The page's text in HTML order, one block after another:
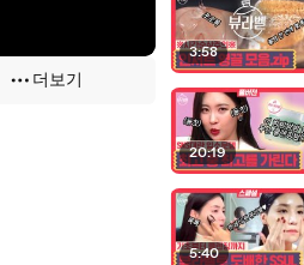
더보기
3:58
20:19
5:40